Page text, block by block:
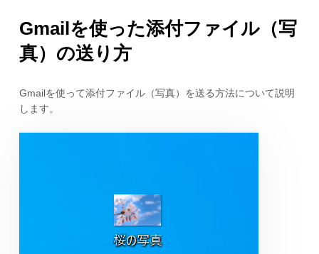
Gmailを使った添付ファイル（写
真）の送り方
Gmailを使って添付ファイル（写真）を送る方法について説明
します。